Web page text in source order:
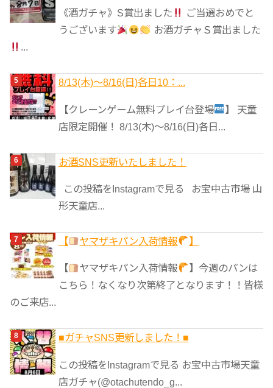
《酒ガチャ》S賞出ました
ご当選おめでと
うございます
お酒ガチャＳ賞出ました
...
8/13(木)～8/16(日)各日10：...
【クレーンゲーム無料プレイ台登場
】 天童
店限定開催！ 8/13(木)～8/16(日)各日...
お酒SNS更新いたしました！
この投稿をInstagramで見る お宝中古市場 山
形天童店...
【 ヤマザキパン入荷情報 】
【 ヤマザキパン入荷情報
】今週のパンは
こちら！なくなり次第終了となります！！皆様
のご来店...
■ガチャSNS更新しました！■
この投稿をInstagramで見る お宝中古市場天童
店ガチャ(@otachutendo_g...